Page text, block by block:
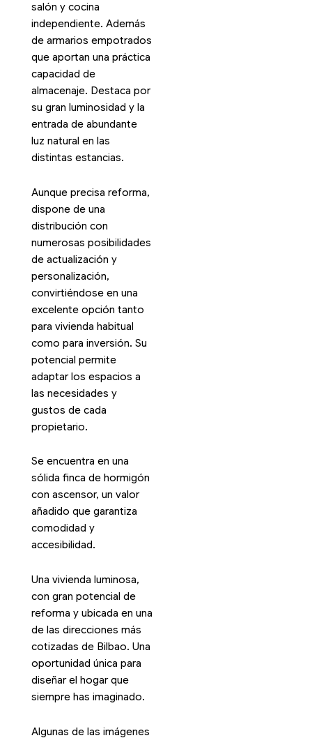
salón y cocina
independiente. Además
de armarios empotrados
que aportan una práctica
capacidad de
almacenaje. Destaca por
su gran luminosidad y la
entrada de abundante
luz natural en las
distintas estancias.
Aunque precisa reforma,
dispone de una
distribución con
numerosas posibilidades
de actualización y
personalización,
convirtiéndose en una
excelente opción tanto
para vivienda habitual
como para inversión. Su
potencial permite
adaptar los espacios a
las necesidades y
gustos de cada
propietario.
Se encuentra en una
sólida finca de hormigón
con ascensor, un valor
añadido que garantiza
comodidad y
accesibilidad.
Una vivienda luminosa,
con gran potencial de
reforma y ubicada en una
de las direcciones más
cotizadas de Bilbao. Una
oportunidad única para
diseñar el hogar que
siempre has imaginado.
Algunas de las imágenes